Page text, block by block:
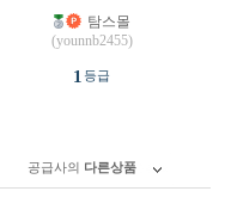
탐스몰
(younnb2455)
1 등급
공급사의 다른상품